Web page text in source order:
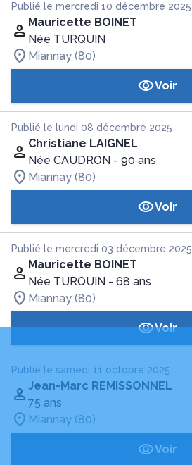
Publié le mercredi 10 décembre 2025
Mauricette BOINET
Née TURQUIN
Miannay (80)
Voir
Publié le lundi 08 décembre 2025
Christiane LAIGNEL
Née CAUDRON - 90 ans
Miannay (80)
Voir
Publié le mercredi 03 décembre 2025
Mauricette BOINET
Née TURQUIN - 68 ans
Miannay (80)
Voir
Publié le samedi 11 octobre 2025
Jean-Marc REMISSONNEL
75 ans
Miannay (80)
Voir